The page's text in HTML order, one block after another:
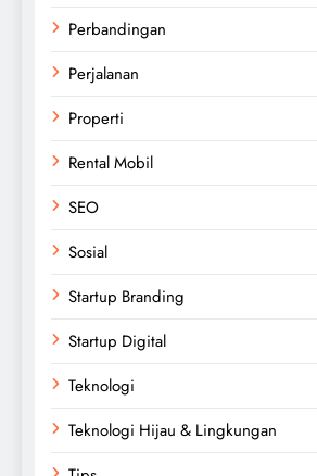
Perbandingan
Perjalanan
Properti
Rental Mobil
SEO
Sosial
Startup Branding
Startup Digital
Teknologi
Teknologi Hijau & Lingkungan